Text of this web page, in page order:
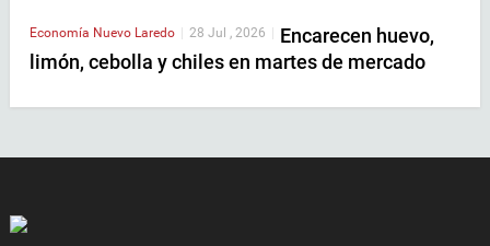
Economía Nuevo Laredo 28 Jul , 2026
Encarecen huevo,
limón, cebolla y chiles en martes de mercado